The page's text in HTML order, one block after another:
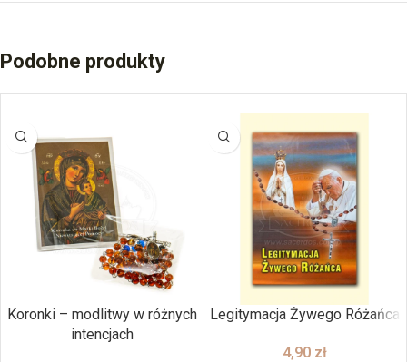
Podobne produkty
Koronki – modlitwy w różnych
intencjach
Legitymacja Żywego Różańca
4,90 zł